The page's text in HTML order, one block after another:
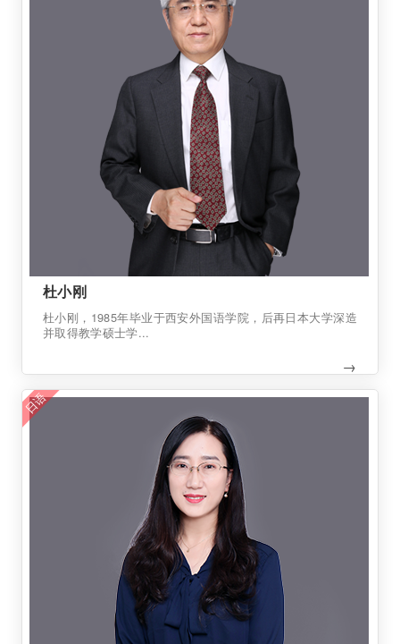
杜小刚
杜小刚，1985年毕业于西安外国语学院，后再日本大学深造
并取得教学硕士学...
→
日语